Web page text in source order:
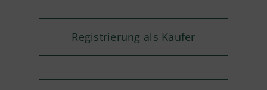
Registrierung als Käufer